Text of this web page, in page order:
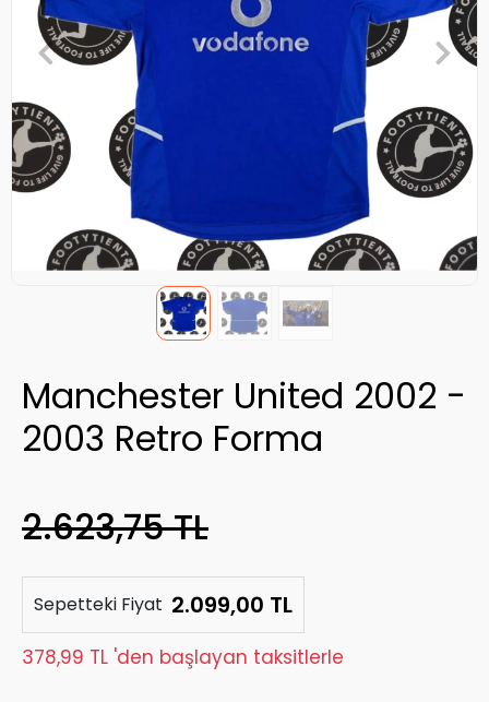
Manchester United 2002 -
2003 Retro Forma
2.623,75 TL
Sepetteki Fiyat 2.099,00 TL
378,99 TL 'den başlayan taksitlerle